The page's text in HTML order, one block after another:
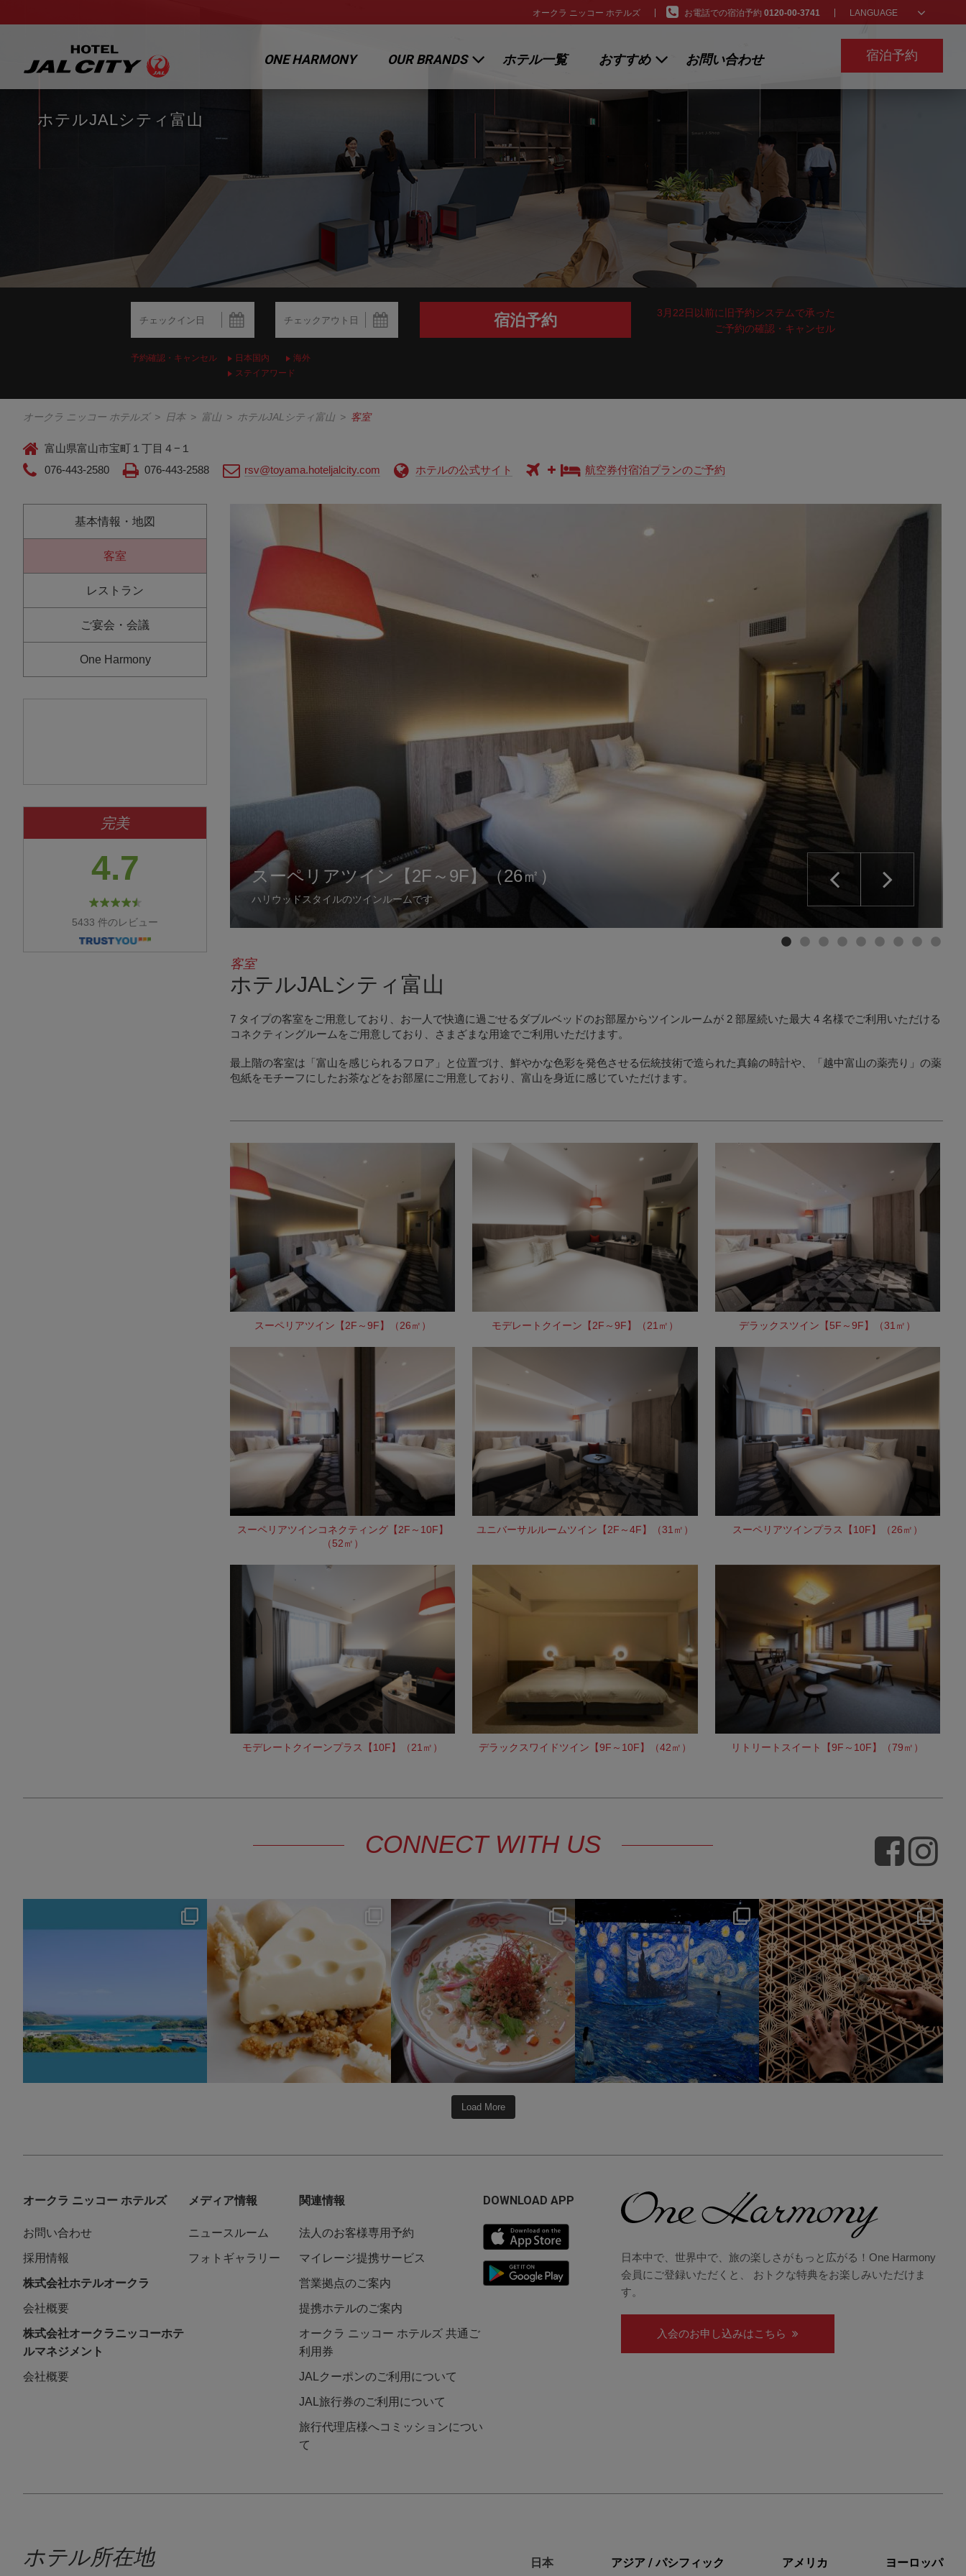
LANGUAGE
お電話での宿泊予約 0120-00-3741
オークラ ニッコー ホテルズ
宿泊予約
ONE HARMONY OUR BRANDS
ホテルJALシティ
ホテル一覧 おすすめ
トピックス
お問い合わせ
ホテルJALシティ富山
3月22日以前に旧予約システムで承った
ご予約の確認・キャンセル
予約確認・キャンセル 日本国内
海外
ステイアワード
オークラ ニッコー ホテルズ > 日本 > 富山 > ホテルJALシティ富山 > 客室
富山県富山市宝町１丁目４−１
076-443-2580
076-443-2588 rsv@toyama.hoteljalcity.com ホテルの公式サイト 航空券付宿泊プランのご予約
基本情報・地図
客室
レストラン
ご宴会・会議
One Harmony
完美
4.7
5433 件のレビュー
スーペリアツイン【2F～9F】（26㎡）
ハリウッドスタイルのツインルームです
モデレートクイーン【2F～9F】（21㎡）
クイーンサイズベッドで広々とおやすみいただけるお部屋です。
デラックスツイン【5F～9F】（31㎡）
ご友人どうしでのグループ旅行に最適です。
スーペリアツインコネクティング【2F～10F】（52㎡）
ツインルームが2部屋続いた最大４名様でご利用いただけるコネクティングルームです。
ユニバーサルルームツイン【2F～4F】（31㎡）
段差がなく、車椅子でも過ごしやすい、ゆとりのある広さです。
スーペリアツインプラス【10F】（26㎡）
最上階の10階に位置し、お部屋に富山を感じられるアイテムが並ぶ特別なお部屋です。
モデレートクイーンプラス【10F】（21㎡）
最上階の10階に位置し、お部屋に富山を感じられるアイテムが並ぶ特別なお部屋です。
デラックスワイドツイン【9F～10F】（42㎡）
広々としたツインルームで、 世界的に著名なデザイナーが手掛けた家具を配置しています。
リトリートスイート【9F～10F】（79㎡）
世界的に著名なデザイナーが手掛けた家具や、富山発のオーガニックアメニティを取り入れています。
客室
ホテルJALシティ富山
7 タイプの客室をご用意しており、お一人で快適に過ごせるダブルベッドのお部屋からツインルームが 2 部屋続いた最大 4 名様でご利用いただける
コネクティングルームをご用意しており、さまざまな用途でご利用いただけます。
最上階の客室は「富山を感じられるフロア」と位置づけ、鮮やかな色彩を発色させる伝統技術で造られた真鍮の時計や、「越中富山の薬売り」の薬
包紙をモチーフにしたお茶などをお部屋にご用意しており、富山を身近に感じていただけます。
スーペリアツイン【2F～9F】（26㎡） モデレートクイーン【2F～9F】（21㎡） デラックスツイン【5F～9F】（31㎡）
スーペリアツインコネクティング【2F～10F】
（52㎡）
ユニバーサルルームツイン【2F～4F】（31㎡） スーペリアツインプラス【10F】（26㎡）
モデレートクイーンプラス【10F】（21㎡） デラックスワイドツイン【9F～10F】（42㎡） リトリートスイート【9F～10F】（79㎡）
CONNECT WITH US
hotel_jalcity
7月 22
208 1
hotel_jalcity
7月 9
260 0
hotel_jalcity
7月 2
234 0
Load More
オークラ ニッコー ホテルズ
お問い合わせ
採用情報
株式会社ホテルオークラ
会社概要
株式会社オークラニッコーホテ
ルマネジメント
会社概要
メディア情報
ニュースルーム
フォトギャラリー
関連情報
法人のお客様専用予約
マイレージ提携サービス
営業拠点のご案内
提携ホテルのご案内
オークラ ニッコー ホテルズ 共通ご
利用券
JALクーポンのご利用について
JAL旅行券のご利用について
旅行代理店様へコミッションについ
て
DOWNLOAD APP
日本中で、世界中で、旅の楽しさがもっと広がる！One Harmony
会員にご登録いただくと、 おトクな特典をお楽しみいただけま
す。
入会のお申し込みはこちら
ホテル所在地 日本 アジア / パシフィック アメリカ ヨーロッパ